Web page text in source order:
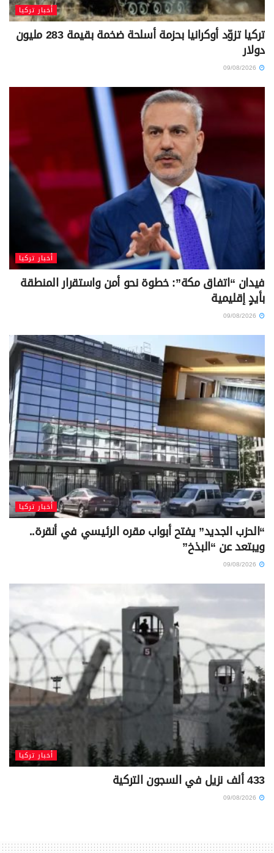
أخبار تركيا
تركيا تزوّد أوكرانيا بحزمة أسلحة ضخمة بقيمة 283 مليون
دولار
أخبار تركيا
فيدان “اتفاق مكة”: خطوة نحو أمن واستقرار المنطقة
بأيدٍ إقليمية
أخبار تركيا
“الحزب الجديد” يفتح أبواب مقره الرئيسي في أنقرة..
ويبتعد عن “البذخ”
أخبار تركيا
433 ألف نزيل في السجون التركية